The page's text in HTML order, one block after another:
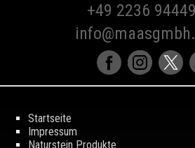
+49 2236
Startseite
Impressum
Naturstein Produkte